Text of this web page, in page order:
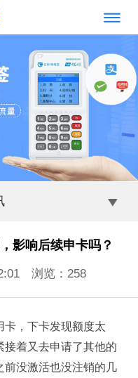
影响后续申卡吗？
浏览： 258
卡，下卡发现额度太
接着又去申请了其他的
前没激活也没注销的几